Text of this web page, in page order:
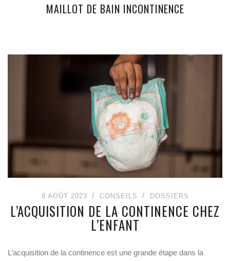
MAILLOT DE BAIN INCONTINENCE
8 AOÛT 2023 CONSEILS DOSSIERS
L’ACQUISITION DE LA CONTINENCE CHEZ
L’ENFANT
L’acquisition de la continence est une grande étape dans la